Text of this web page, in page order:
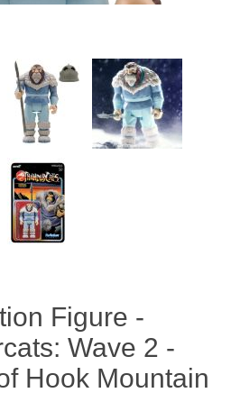
Figure -
Wave 2 -
Hook Mountain